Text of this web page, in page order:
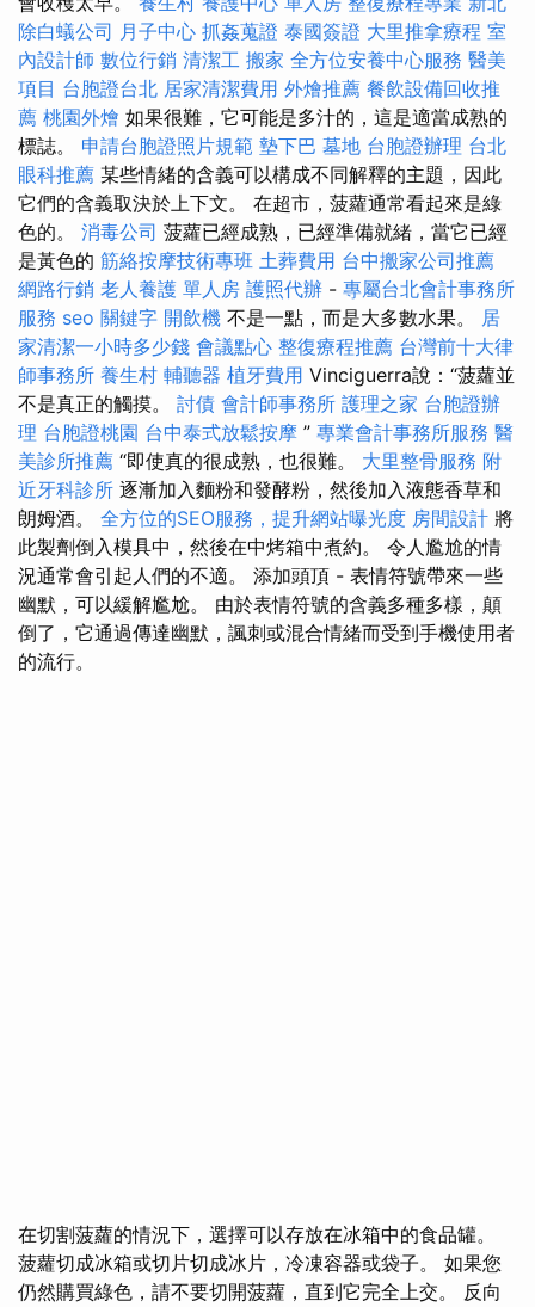
除白蟻公司 月子中心 抓姦蒐證 泰國簽證 大里推拿療程 室
內設計師 數位行銷 清潔工 搬家 全方位安養中心服務 醫美
項目 台胞證台北 居家清潔費用 外燴推薦 餐飲設備回收推
薦 桃園外燴 如果很難，它可能是多汁的，這是適當成熟的
標誌。 申請台胞證照片規範 墊下巴 墓地 台胞證辦理 台北
眼科推薦 某些情緒的含義可以構成不同解釋的主題，因此
它們的含義取決於上下文。 在超市，菠蘿通常看起來是綠
色的。 消毒公司 菠蘿已經成熟，已經準備就緒，當它已經
是黃色的 筋絡按摩技術專班 土葬費用 台中搬家公司推薦
網路行銷 老人養護 單人房 護照代辦 - 專屬台北會計事務所
服務 seo 關鍵字 開飲機 不是一點，而是大多數水果。 居
家清潔一小時多少錢 會議點心 整復療程推薦 台灣前十大律
師事務所 養生村 輔聽器 植牙費用 Vinciguerra說：“菠蘿並
不是真正的觸摸。 討債 會計師事務所 護理之家 台胞證辦
理 台胞證桃園 台中泰式放鬆按摩 ” 專業會計事務所服務 醫
美診所推薦 “即使真的很成熟，也很難。 大里整骨服務 附
近牙科診所 逐漸加入麵粉和發酵粉，然後加入液態香草和
朗姆酒。 全方位的SEO服務，提升網站曝光度 房間設計 將
此製劑倒入模具中，然後在中烤箱中煮約。 令人尷尬的情
況通常會引起人們的不適。 添加頭頂 - 表情符號帶來一些
幽默，可以緩解尷尬。 由於表情符號的含義多種多樣，顛
倒了，它通過傳達幽默，諷刺或混合情緒而受到手機使用者
的流行。
在切割菠蘿的情況下，選擇可以存放在冰箱中的食品罐。
菠蘿切成冰箱或切片切成冰片，冷凍容器或袋子。 如果您
仍然購買綠色，請不要切開菠蘿，直到它完全上交。 反向